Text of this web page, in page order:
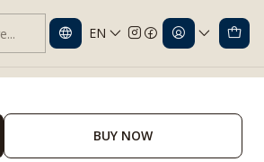
EN
BUY NOW